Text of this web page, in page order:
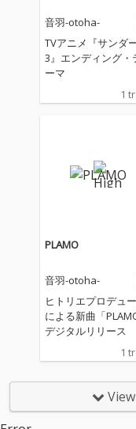
音羽-otoha-
TVアニメ『サンダ
3』エンディング・
ーマ
1
PLAMO
音羽-otoha-
ヒトリエプロデュ
による新曲「
デジタルリリース
1